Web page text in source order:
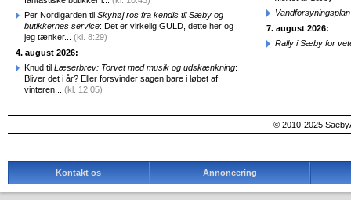
Per Nordigarden til Skyhøj ros fra kendis til Sæby og
butikkernes service: Det er virkelig GULD, dette her og
jeg tænker... (kl. 8:29)
4. august 2026:
Knud til Læserbrev: Torvet med musik og udskænkning:
Bliver det i år? Eller forsvinder sagen bare i løbet af
vinteren... (kl. 12:05)
7. august 2026:
Rally i Sæby for
© 2010-2025
Kontakt os Annoncering